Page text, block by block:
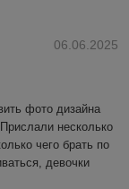
06.06.2025
фото дизайна
несколько
чего брать по
девочки